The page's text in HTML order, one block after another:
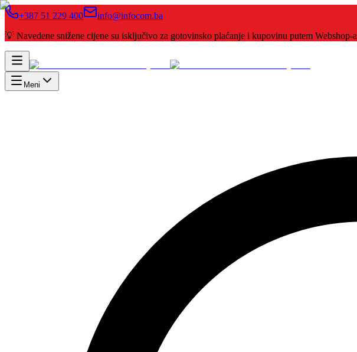
+387 51 229 400
info@infocom.ba
💡 Navedene snižene cijene su isključivo za gotovinsko plaćanje i kupovinu putem Webshop-a
Meni